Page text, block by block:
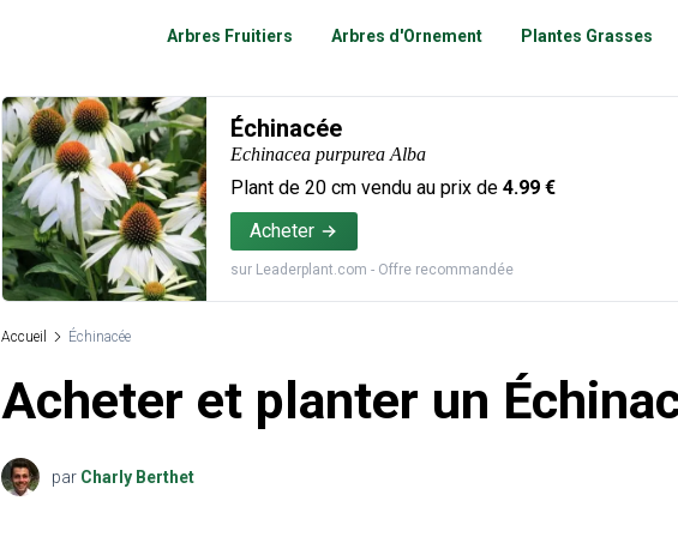
Arbres Fruitiers Arbres d'Ornement Plantes Grasses
Échinacée
Echinacea purpurea Alba
Plant de 20 cm vendu au prix de 4.99 €
Acheter
sur Leaderplant.com - Offre recommandée
Accueil Échinacée
Acheter et planter un
par Charly Berthet